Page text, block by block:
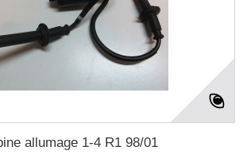
allumage 1-4 R1 98/01